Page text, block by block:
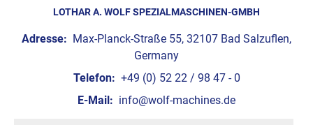
LOTHAR A. WOLF SPEZIALMASCHINEN-GMBH
Adresse: Max-Planck-Straße 55, 32107 Bad Salzuflen,
Germany
Telefon: +49 (0) 52 22 / 98 47 - 0
E-Mail: info@wolf-machines.de